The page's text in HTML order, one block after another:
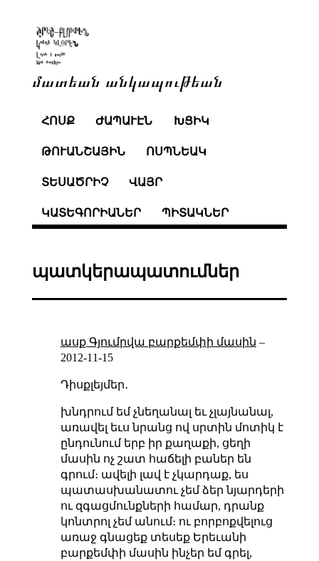
մատեան անկապութեան
ՀՈՍՔ ԺԱՊԱՒԷՆ ԽՑԻԿ
ԹՈՒԱՆՇԱՅԻՆ ՈՍՊՆԵԱԿ
ՏԵՍԱԾՐԻՉ ՎԱՅՐ
ԿԱՏԵԳՈՐԻԱՆԵՐ ՊԻՏԱԿՆԵՐ
պատկերապատումներ
ասք Գյումրվա բարքեմփի մասին –
2012-11-15
Դիսքլեյմեր․
խնդրում եմ չնեղանալ եւ չլայնանալ,
առավել եւս նրանց ով սրտին մոտիկ է
ընդունում երբ իր քաղաքի, ցեղի
մասին ոչ շատ հաճելի բաներ են
գրում։ ավելի լավ է չկարդաք, ես
պատասխանատու չեմ ձեր նյարդերի
ու զգացմունքների համար, դրանք
կոնտրոլ չեմ անում։ ու բորբոքվելուց
առաջ գնացեք տեսեք Երեւանի
բարքեմփի մասին ինչեր եմ գրել,